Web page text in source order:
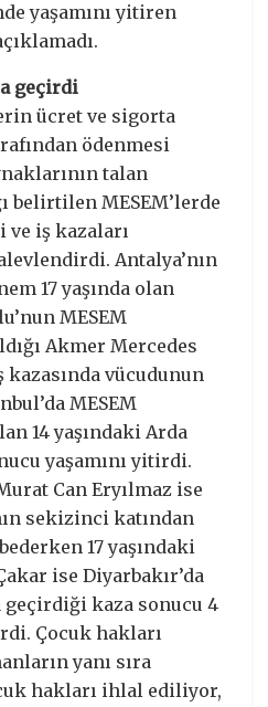
yaşamını yitiren
geçirdi
ücret ve sigorta
ödenmesi
talan
belirtilen MESEM’lerde
ve iş kazaları
Antalya’nın
17 yaşında olan
MESEM
Akmer Mercedes
vücudunun
MESEM
14 yaşındaki Arda
yaşamını yitirdi.
Can Eryılmaz ise
sekizinci katından
17 yaşındaki
ise Diyarbakır’da
geçirdiği kaza sonucu 4
Çocuk hakları
yanı sıra
hakları ihlal ediliyor,